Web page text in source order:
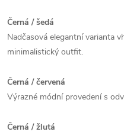
Černá / šedá
Nadčasová elegantní varianta
minimalistický outfit.
Černá / červená
Výrazné módní provedení s
Černá / žlutá